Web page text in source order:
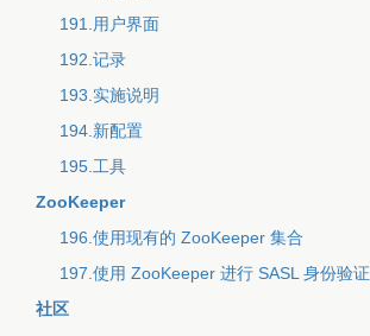
191.用户界面
192.记录
193.实施说明
194.新配置
195.工具
ZooKeeper
196.使用现有的 ZooKeeper 集合
197.使用 ZooKeeper 进行 SASL 身份验证
社区